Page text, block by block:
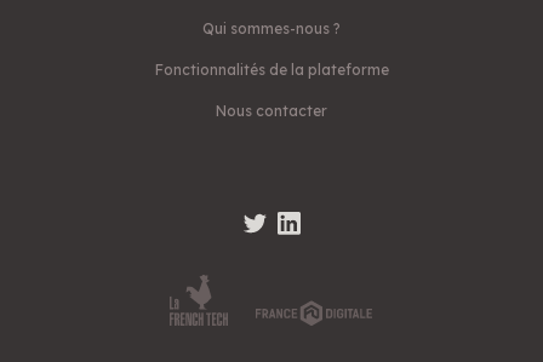
Qui sommes-nous ?
Fonctionnalités de la plateforme
Nous contacter